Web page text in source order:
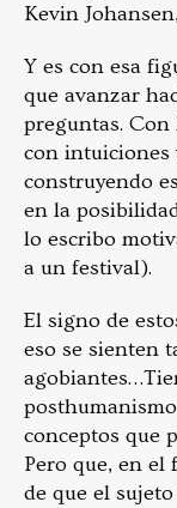
Kevin
Y es con esa
que avanzar
preguntas.
con intuiciones
construyendo
en la
lo escribo
a un festival).
El signo de
eso se sienten
conceptos que
Pero que, en el
de que el